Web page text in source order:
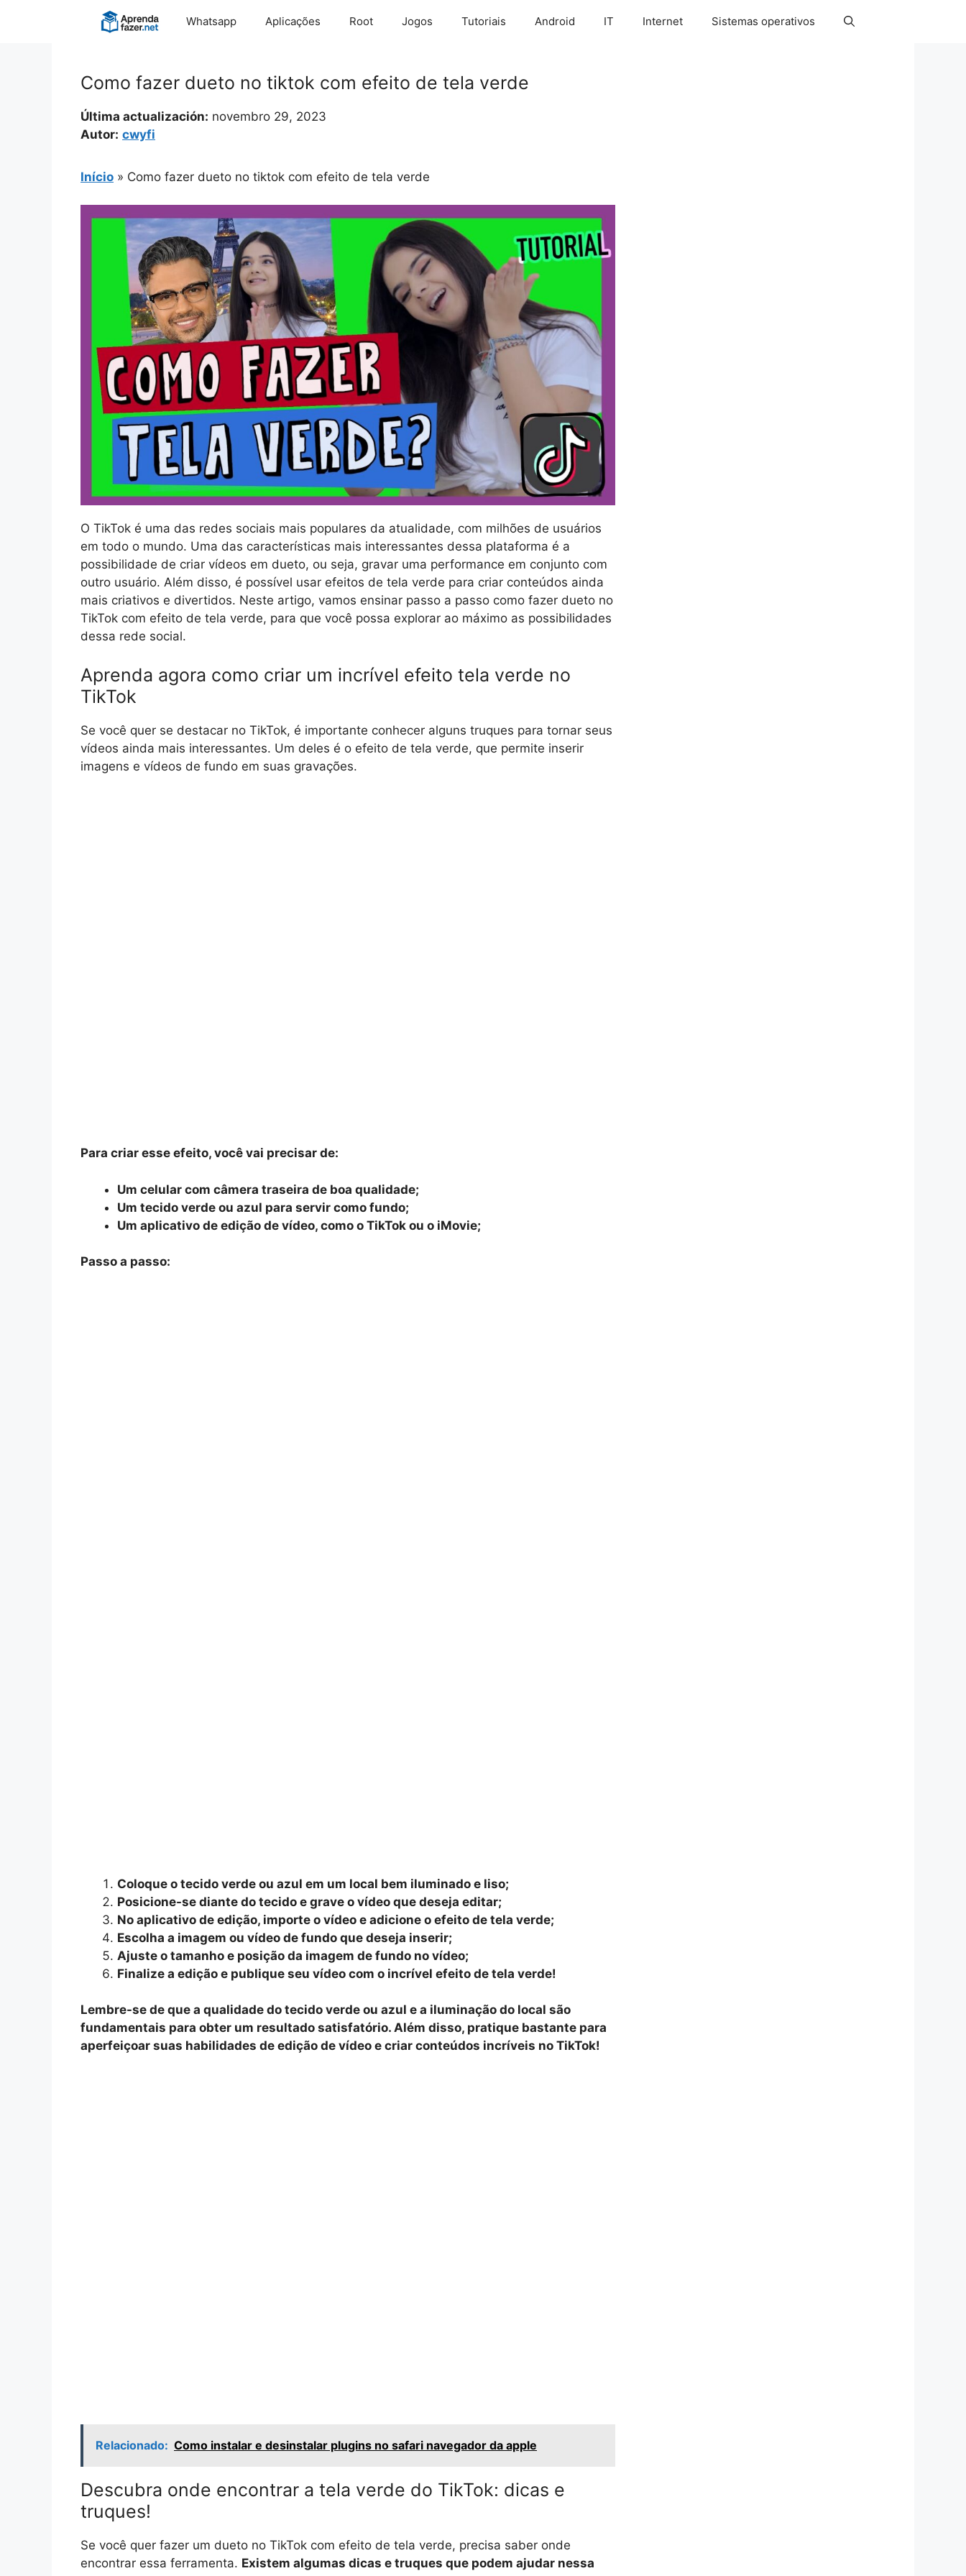
Whatsapp Aplicações Root Jogos Tutoriais Android IT Internet Sistemas operativos
Como fazer dueto no tiktok com efeito de tela verde
Última actualización: novembro 29, 2023
Autor: cwyfi
Início » Como fazer dueto no tiktok com efeito de tela verde
O TikTok é uma das redes sociais mais populares da atualidade, com milhões de usuários
em todo o mundo. Uma das características mais interessantes dessa plataforma é a
possibilidade de criar vídeos em dueto, ou seja, gravar uma performance em conjunto com
outro usuário. Além disso, é possível usar efeitos de tela verde para criar conteúdos ainda
mais criativos e divertidos. Neste artigo, vamos ensinar passo a passo como fazer dueto no
TikTok com efeito de tela verde, para que você possa explorar ao máximo as possibilidades
dessa rede social.
Aprenda agora como criar um incrível efeito tela verde no
TikTok
Se você quer se destacar no TikTok, é importante conhecer alguns truques para tornar seus
vídeos ainda mais interessantes. Um deles é o efeito de tela verde, que permite inserir
imagens e vídeos de fundo em suas gravações.
Para criar esse efeito, você vai precisar de:
Um celular com câmera traseira de boa qualidade;
Um tecido verde ou azul para servir como fundo;
Um aplicativo de edição de vídeo, como o TikTok ou o iMovie;
Passo a passo:
Coloque o tecido verde ou azul em um local bem iluminado e liso;
Posicione-se diante do tecido e grave o vídeo que deseja editar;
No aplicativo de edição, importe o vídeo e adicione o efeito de tela verde;
Escolha a imagem ou vídeo de fundo que deseja inserir;
Ajuste o tamanho e posição da imagem de fundo no vídeo;
Finalize a edição e publique seu vídeo com o incrível efeito de tela verde!
Lembre-se de que a qualidade do tecido verde ou azul e a iluminação do local são
fundamentais para obter um resultado satisfatório. Além disso, pratique bastante para
aperfeiçoar suas habilidades de edição de vídeo e criar conteúdos incríveis no TikTok!
Relacionado: Como instalar e desinstalar plugins no safari navegador da apple
Descubra onde encontrar a tela verde do TikTok: dicas e
truques!
Se você quer fazer um dueto no TikTok com efeito de tela verde, precisa saber onde
encontrar essa ferramenta. Existem algumas dicas e truques que podem ajudar nessa